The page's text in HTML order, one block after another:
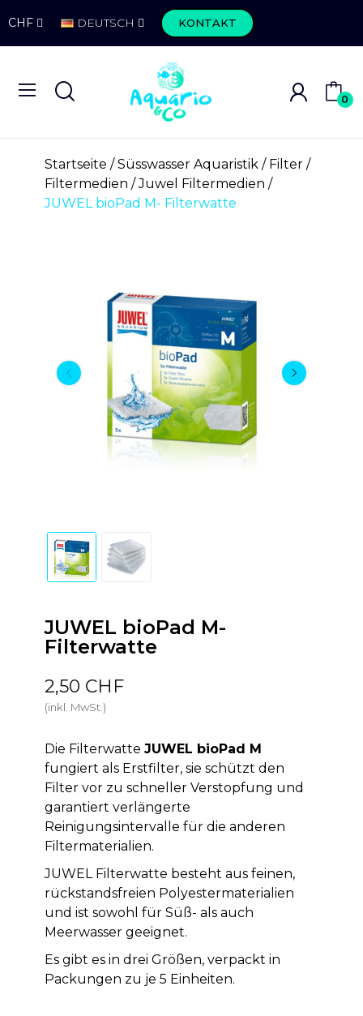
CHF DEUTSCH KONTAKT
0
Startseite Süsswasser Aquaristik
Filter
Filtermedien
Juwel Filtermedien
JUWEL bioPad M- Filterwatte
JUWEL bioPad M-
Filterwatte
2,50 CHF
(inkl. MwSt.)
Die Filterwatte JUWEL bioPad M
fungiert als Erstfilter, sie schützt den
Filter vor zu schneller Verstopfung und
garantiert verlängerte
Reinigungsintervalle für die anderen
Filtermaterialien.
JUWEL Filterwatte besteht aus feinen,
rückstandsfreien Polyestermaterialien
und ist sowohl für Süß- als auch
Meerwasser geeignet.
Es gibt es in drei Größen, verpackt in
Packungen zu je 5 Einheiten.